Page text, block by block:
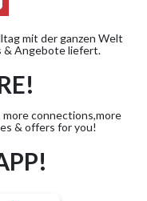
SCANNE
MEHR
×
mit der ganzen Welt
& Angebote liefert.
connections,more
& offers for you!